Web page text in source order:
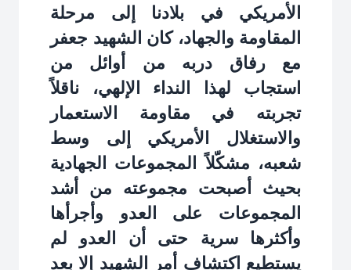
الأمريكي في بلادنا إلى مرحلة
المقاومة والجهاد، كان الشهيد جعفر
مع رفاق دربه من أوائل من
استجاب لهذا النداء الإلهي، ناقلاً
تجربته في مقاومة الاستعمار
والاستغلال الأمريكي إلى وسط
شعبه، مشكّلاً المجموعات الجهادية
بحيث أصبحت مجموعته من أشد
المجموعات على العدو وأجرأها
وأكثرها سرية حتى أن العدو لم
يستطيع اكتشاف أمر الشهيد إلا بعد